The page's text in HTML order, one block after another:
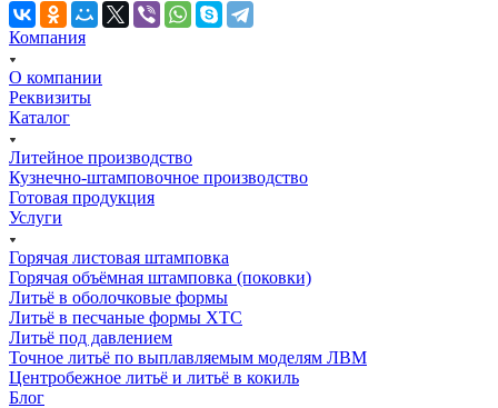
Компания
О компании
Реквизиты
Каталог
Литейное производство
Кузнечно-штамповочное производство
Готовая продукция
Услуги
Горячая листовая штамповка
Горячая объёмная штамповка (поковки)
Литьё в оболочковые формы
Литьё в песчаные формы ХТС
Литьё под давлением
Точное литьё по выплавляемым моделям ЛВМ
Центробежное литьё и литьё в кокиль
Блог